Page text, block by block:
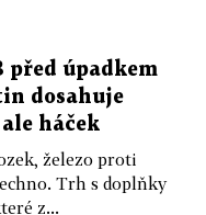
před úpadkem
dosahuje
háček
železo proti
Trh s doplňky
z...